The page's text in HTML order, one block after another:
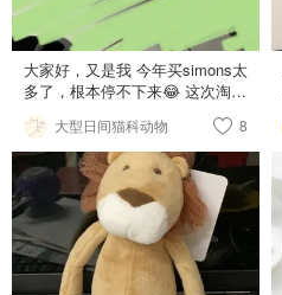
大家好，又是我 今年买simons太
多了，根本停不下来😂 这次淘到
好多好货： 4个一套的驯鹿形状
杯垫，凑单用； 难得原价买的皮
带（made in canada的哦）； 又
·骨折价买到的衬衣； 这单加税
总共不过60$， 用上simons的积
分换来的13$代金券，实在太便
宜啦！ 皮带的质量非常好，真
皮，是自动扣的那种，老公说他
国内买的自动扣皮带用了10年才
大型日间猫科动物 8